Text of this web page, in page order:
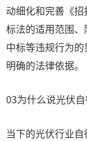
动细化和完善《
标法的适用范围
中标等违规行为
明确的法律依据。
03为什么说光伏
当下的光伏行业